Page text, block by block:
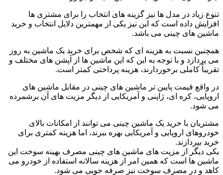
تنوع زیاد در مدل ‌ها نیز گزینه‌ های انتخاب را برای مشتری ‌ها
افزایش داده است که این نیز یکی از مهمترین دلایل انتخاب و خرید
ماشین‌ های چینی می ‌باشد.
همچنین نسبت به هزینه‌ ای که شخص برای خرید یک ماشین به‌ روز
می ‌پردازد و با توجه به این ‌که این ماشین‌ ها از آپشن‌ های مختلف و
تقریباً کاملی برخوردارند، هزینه‌ پرداختی کمتر است.
در واقع قیمت پایین ‌تر ماشین ‌های چینی در مقابل ماشین‌ های
اروپایی، کره ‌ای، ژاپنی و آمریکایی از دیگر مزیت ‌های آن برشمرده
می ‌شود.
مشتریان با خرید یک ماشین چینی می ‌توانند از امکانات بالای
خودروهای اروپایی و آمریکایی بهره ببرند، اما هزینه‌ کمتری برای
خرید بپردازند.
یکی دیگر از مزیت‌ های ماشین‌ های چینی مصرف بهینه‌ سوخت این
ماشین‌ ها است که همین امر از هزینه‌ سالانه استفاده از خودرو می
‌کاهد و در مصرف سوخت نیز صرفه ‌جویی می ‌شود.